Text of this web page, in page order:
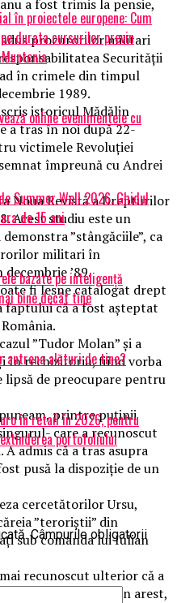
a fost trimis la pensie,
procurorilor militari
Securității
în crimele din timpul
1989.
istoricul Mădălin
a tras în noi după 22-
victimele Revoluției
împreună cu Andrei
Noua Revistă a Drepturilor
Acest studiu este un
”stângăciile”, ca
militari în
’89.
fi lesne catalogat drept
că a fost așteptat
”Tudor Molan” și a
în rechizitoriu, fiind vorba
lipsă de preocupare pentru
printre puținii
care a recunoscut
admis că a tras asupra
pusă la dispoziție de un
cercetătorilor Ursu,
”teroriștii” din
sub comanda lui Iulian
recunoscut ulterior că a
și a murit în arest,
în proiectele europene: Cum
durata cursurilor previn
online evenimentele cu
Summer Well 2026. Ghidul
de 15 ani
bazate pe inteligență
bine decât tine
antrena alături de tine?
în retail în 2026, pentru
portofoliului
Câmpurile obligatorii